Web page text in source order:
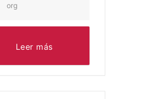
org
Leer más